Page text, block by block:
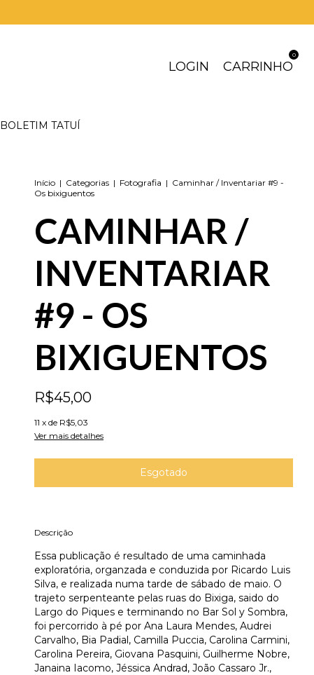
LOGIN CARRINHO
0
BOLETIM TATUÍ
Início | Categorias | Fotografia | Caminhar / Inventariar #9 -
Os bixiguentos
CAMINHAR /
INVENTARIAR
#9 - OS
BIXIGUENTOS
R$45,00
11 x de R$5,03
Ver mais detalhes
Descrição
Essa publicação é resultado de uma caminhada
exploratória, organzada e conduzida por Ricardo Luis
Silva, e realizada numa tarde de sábado de maio. O
trajeto serpenteante pelas ruas do Bixiga, saido do
Largo do Piques e terminando no Bar Sol y Sombra,
foi percorrido à pé por Ana Laura Mendes, Audrei
Carvalho, Bia Padial, Camilla Puccia, Carolina Carmini,
Carolina Pereira, Giovana Pasquini, Guilherme Nobre,
Janaina Iacomo, Jéssica Andrad, João Cassaro Jr.,